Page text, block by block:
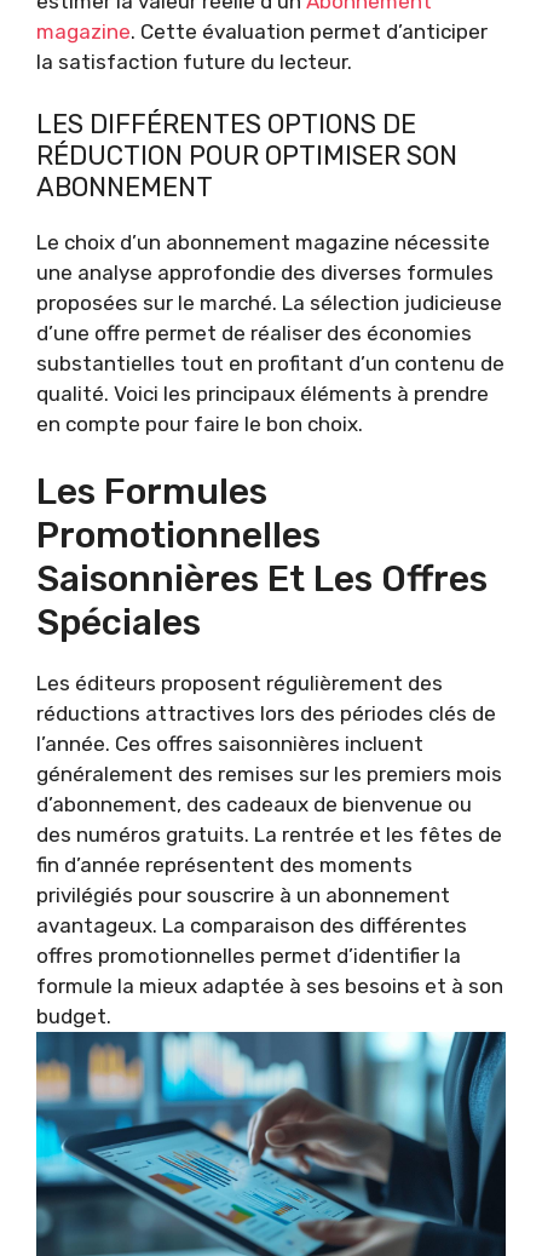
magazine. Cette évaluation permet d’anticiper
la satisfaction future du lecteur.
LES DIFFÉRENTES OPTIONS DE
RÉDUCTION POUR OPTIMISER SON
ABONNEMENT
Le choix d’un abonnement magazine nécessite
une analyse approfondie des diverses formules
proposées sur le marché. La sélection judicieuse
d’une offre permet de réaliser des économies
substantielles tout en profitant d’un contenu de
qualité. Voici les principaux éléments à prendre
en compte pour faire le bon choix.
Les Formules
Promotionnelles
Saisonnières Et Les Offres
Spéciales
Les éditeurs proposent régulièrement des
réductions attractives lors des périodes clés de
l’année. Ces offres saisonnières incluent
généralement des remises sur les premiers mois
d’abonnement, des cadeaux de bienvenue ou
des numéros gratuits. La rentrée et les fêtes de
fin d’année représentent des moments
privilégiés pour souscrire à un abonnement
avantageux. La comparaison des différentes
offres promotionnelles permet d’identifier la
formule la mieux adaptée à ses besoins et à son
budget.